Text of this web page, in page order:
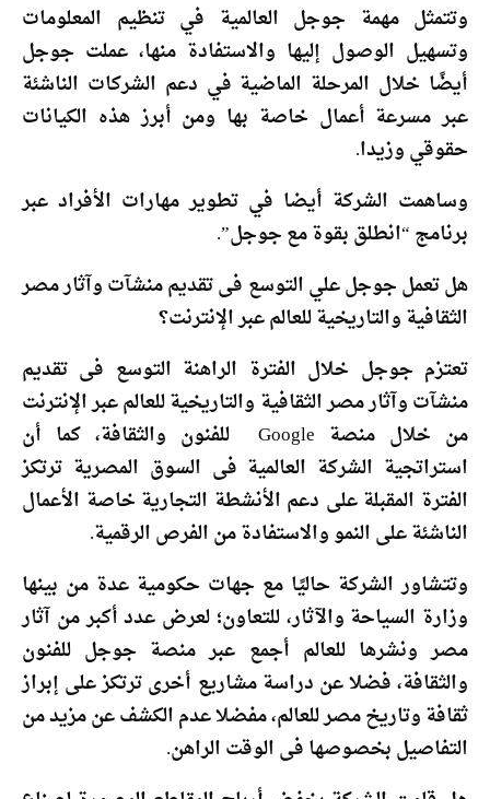
وتتمثل مهمة جوجل العالمية في تنظيم المعلومات
وتسهيل الوصول إليها والاستفادة منها، عملت جوجل
أيضًا خلال المرحلة الماضية في دعم الشركات الناشئة
عبر مسرعة أعمال خاصة بها ومن أبرز هذه الكيانات
حقوقي وزيدا.
وساهمت الشركة أيضا في تطوير مهارات الأفراد عبر
برنامج “انطلق بقوة مع جوجل”.
هل تعمل جوجل علي التوسع فى تقديم منشآت وآثار مصر
الثقافية والتاريخية للعالم عبر الإنترنت؟
تعتزم جوجل خلال الفترة الراهنة التوسع فى تقديم
منشآت وآثار مصر الثقافية والتاريخية للعالم عبر الإنترنت
من خلال منصة Google للفنون والثقافة، كما أن
استراتجية الشركة العالمية فى السوق المصرية ترتكز
الفترة المقبلة على دعم الأنشطة التجارية خاصة الأعمال
الناشئة على النمو والاستفادة من الفرص الرقمية.
وتتشاور الشركة حاليًا مع جهات حكومية عدة من بينها
وزارة السياحة والآثار، للتعاون؛ لعرض عدد أكبر من آثار
مصر ونشرها للعالم أجمع عبر منصة جوجل للفنون
والثقافة، فضلا عن دراسة مشاريع أخرى ترتكز على إبراز
ثقافة وتاريخ مصر للعالم، مفضلا عدم الكشف عن مزيد من
التفاصيل بخصوصها فى الوقت الراهن.